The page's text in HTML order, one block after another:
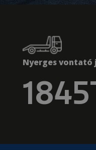
Nyerges vontató